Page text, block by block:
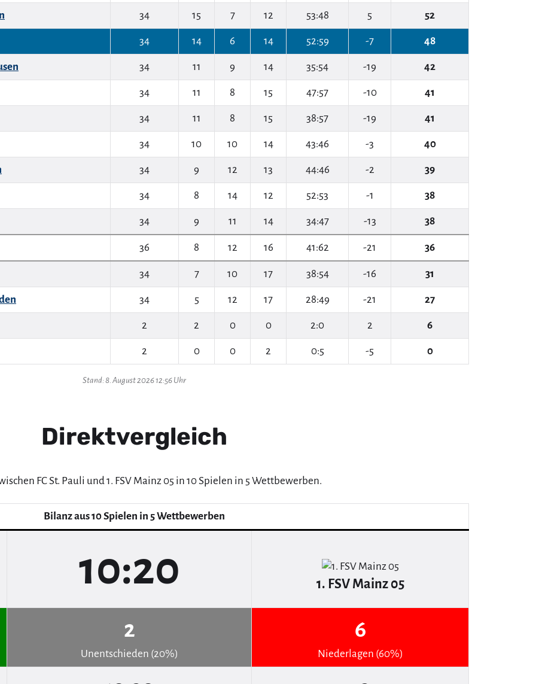
34 15 7 12 53:48 5 52
34 14 6 14 52:59 -7 48
34 11 9 14 35:54 -19 42
34 11 8 15 47:57 -10 41
34 11 8 15 38:57 -19 41
34 10 10 14 43:46 -3 40
34 9 12 13 44:46 -2 39
34 8 14 12 52:53 -1 38
34 9 11 14 34:47 -13 38
36 8 12 16 41:62 -21 36
34 7 10 17 38:54 -16 31
34 5 12 17 28:49 -21 27
2 2 0 0 2:0 2 6
2 0 0 2 0:5 -5 0
Stand: 8. August 2026 12:56 Uhr
Direktvergleich
FC St. Pauli und 1. FSV Mainz 05 in 10 Spielen in 5 Wettbewerben.
Bilanz aus 10 Spielen in 5 Wettbewerben
10:20 1. FSV Mainz 05
2
Unentschieden (20%)
6
Niederlagen (60%)